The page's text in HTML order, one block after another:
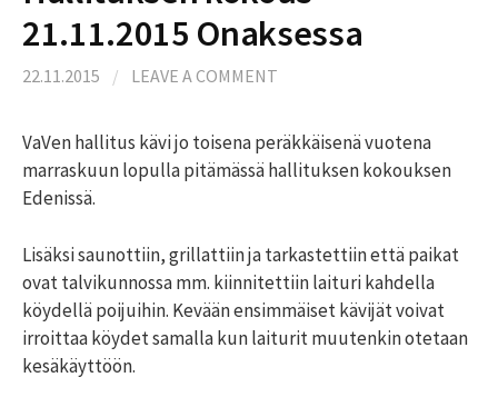
21.11.2015 Onaksessa
22.11.2015 / LEAVE A COMMENT
VaVen hallitus kävi jo toisena peräkkäisenä vuotena
marraskuun lopulla pitämässä hallituksen kokouksen
Edenissä.
Lisäksi saunottiin, grillattiin ja tarkastettiin että paikat
ovat talvikunnossa mm. kiinnitettiin laituri kahdella
köydellä poijuihin. Kevään ensimmäiset kävijät voivat
irroittaa köydet samalla kun laiturit muutenkin otetaan
kesäkäyttöön.